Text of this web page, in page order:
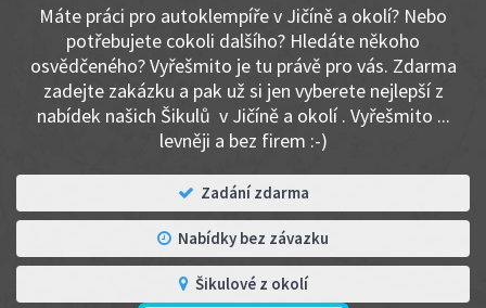
Máte práci pro autoklempíře v Jičíně a okolí? Nebo
potřebujete cokoli dalšího? Hledáte někoho
osvědčeného? Vyřešmito je tu právě pro vás. Zdarma
zadejte zakázku a pak už si jen vyberete nejlepší z
nabídek našich Šikulů v Jičíně a okolí . Vyřešmito ...
levněji a bez firem :-)
Zadání zdarma
Nabídky bez závazku
Šikulové z okolí